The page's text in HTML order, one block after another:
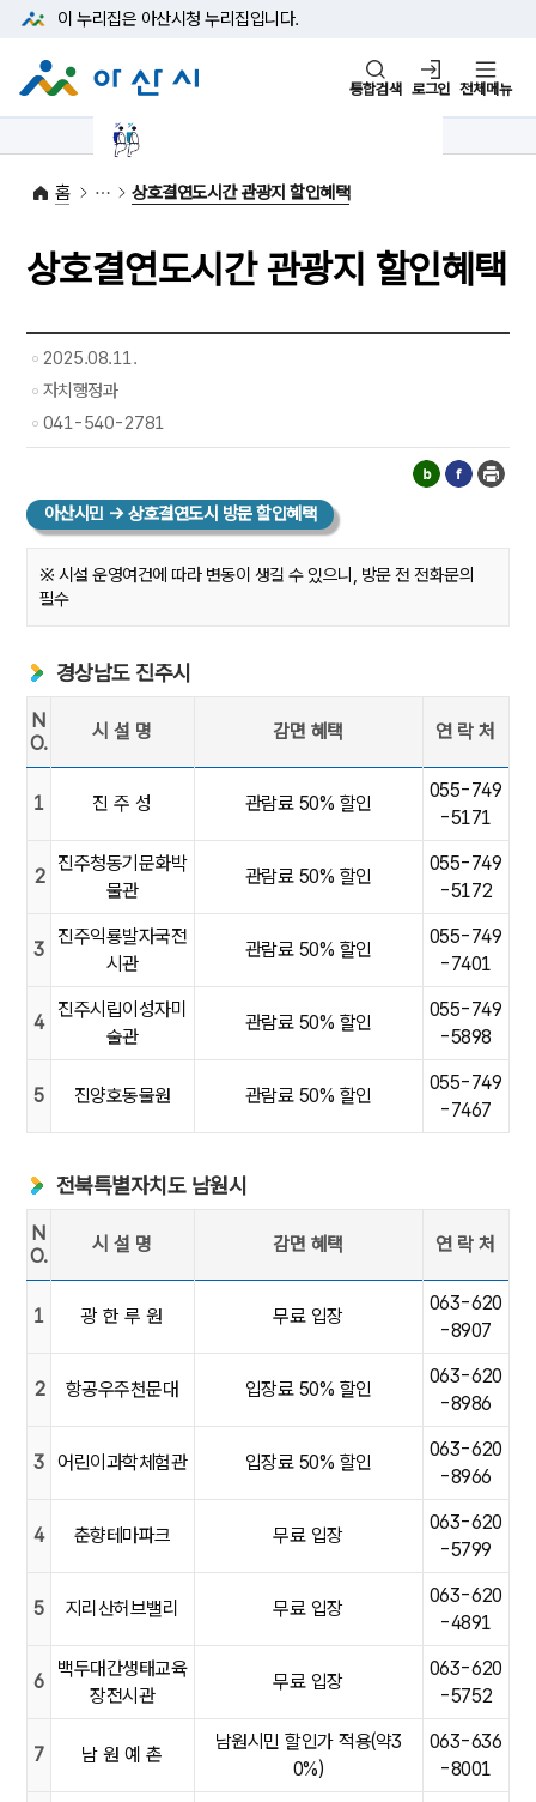
본문 바로가기
메뉴 바로가기
이 누리집은 아산시청 누리집입니다.
통합검색 로그인 전체메뉴
홈 상호결연도시간 관광지 할인혜택
상호결연도시간 관광지 할인혜택
2025.08.11.
자치행정과
041-540-2781
아산시민 → 상호결연도시 방문 할인혜택
※ 시설 운영여건에 따라 변동이 생길 수 있으니, 방문 전 전화문의
필수
경상남도 진주시
N
O.
시 설 명 감면 혜택 연 락 처
1 진 주 성 관람료 50% 할인
055-749
-5171
2
진주청동기문화박
물관
관람료 50% 할인
055-749
-5172
3
진주익룡발자국전
시관
관람료 50% 할인
055-749
-7401
4
진주시립이성자미
술관
관람료 50% 할인
055-749
-5898
5 진양호동물원 관람료 50% 할인
055-749
-7467
전북특별자치도 남원시
N
O.
시 설 명 감면 혜택 연 락 처
1 광 한 루 원 무료 입장
063-620
-8907
2 항공우주천문대 입장료 50% 할인
063-620
-8986
3 어린이과학체험관 입장료 50% 할인
063-620
-8966
4 춘향테마파크 무료 입장
063-620
-5799
5 지리산허브밸리 무료 입장
063-620
-4891
6
백두대간생태교육
장전시관
무료 입장
063-620
-5752
7 남 원 예 촌
남원시민 할인가 적용(약3
0%)
063-636
-8001